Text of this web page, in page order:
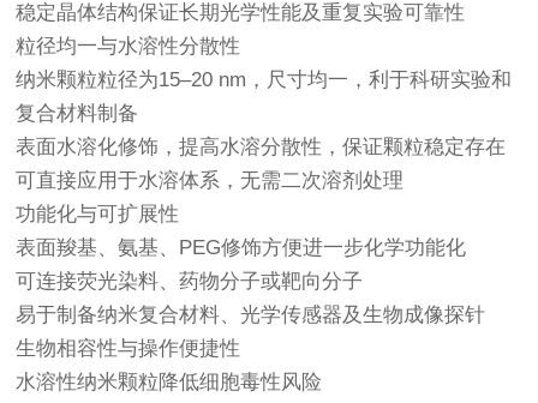
稳定晶体结构保证长期光学性能及重复实验可靠性
粒径均一与水溶性分散性
纳米颗粒粒径为15–20 nm，尺寸均一，利于科研实验和
复合材料制备
表面水溶化修饰，提高水溶分散性，保证颗粒稳定存在
可直接应用于水溶体系，无需二次溶剂处理
功能化与可扩展性
表面羧基、氨基、PEG修饰方便进一步化学功能化
可连接荧光染料、药物分子或靶向分子
易于制备纳米复合材料、光学传感器及生物成像探针
生物相容性与操作便捷性
水溶性纳米颗粒降低细胞毒性风险